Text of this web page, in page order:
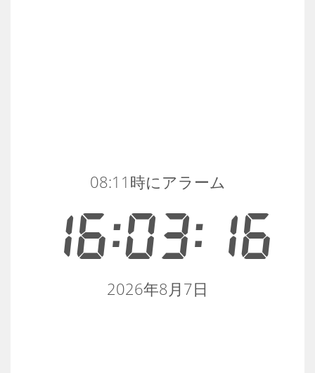
16:03:16
08:11時にアラーム
2026年8月7日